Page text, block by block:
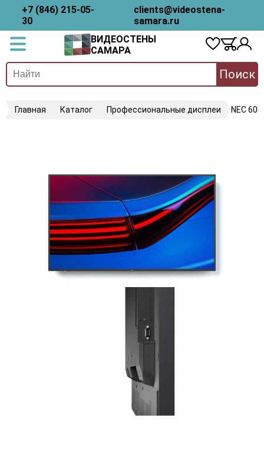
+7 (846) 215-05-
30
clients@videostena-
samara.ru
ВИДЕОСТЕНЫ
САМАРА
Поиск
Главная Каталог Профессиональные дисплеи NEC